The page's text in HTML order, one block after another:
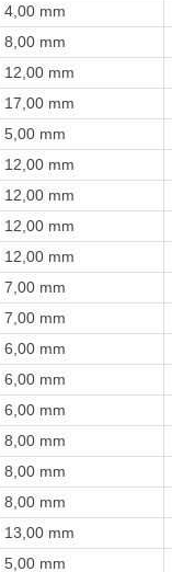
4,00 mm
8,00 mm
12,00 mm
17,00 mm
5,00 mm
12,00 mm
12,00 mm
12,00 mm
12,00 mm
7,00 mm
7,00 mm
6,00 mm
6,00 mm
6,00 mm
8,00 mm
8,00 mm
8,00 mm
13,00 mm
5,00 mm